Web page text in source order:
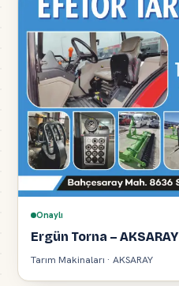
Onaylı
Ergün Torna – AKSARAY
Tarım Makinaları · AKSARAY